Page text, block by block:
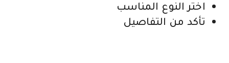
اختر النوع المناسب
تأكد من التفاصيل